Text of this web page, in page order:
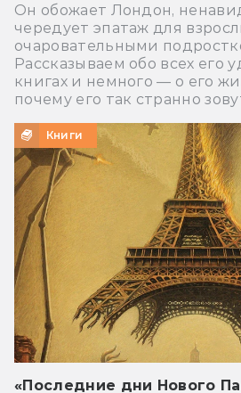
Он обожает Лондон,
чередует эпатаж для
очаровательными
Рассказываем обо всех его
книгах и немного — о его
почему его так странно
Книги
«Последние дни Нового